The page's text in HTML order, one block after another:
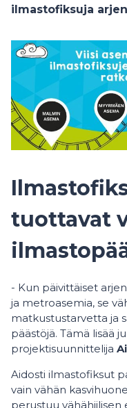
ilmastofiksuja
tuottavat
- Kun päivittäiset
ja metroasemia, se
matkustustarvetta ja
päästöjä. Tämä lisää
projektisuunnittelija
Aidosti ilmastofiksut
vain vähän
perustuu